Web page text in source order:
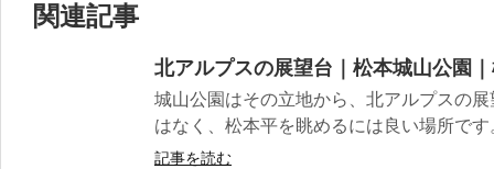
関連記事
北アルプスの展望台｜松本城山公園
城山公園はその立地から、北アルプスの
はなく、松本平を眺めるには良い場所で
記事を読む